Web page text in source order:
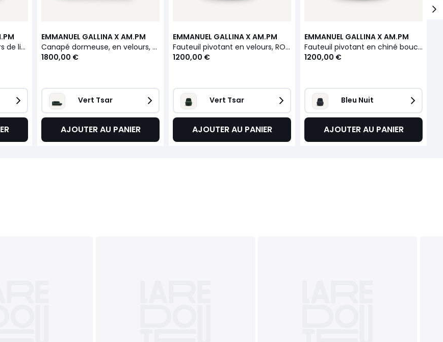
Canapé dormeuse velours de lin, ROSEBURY
EMMANUEL GALLINA X AM.PM
Canapé dormeuse, en velours, ROSEBURY
1800,00 €
Vert Tsar
AJOUTER AU PANIER
EMMANUEL GALLINA X AM.PM
Fauteuil pivotant en velours, ROSEBURY
1200,00 €
Vert Tsar
AJOUTER AU PANIER
EMMANUEL GALLINA X AM.PM
Fauteuil pivotant en chiné bouclette, ROSEBURY
1200,00 €
Bleu Nuit
AJOUTER AU PANIER